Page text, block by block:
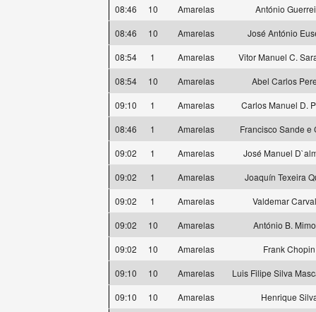
08:46
10 Amarelas
António
08:46
10 Amarelas
José António
08:54
1 Amarelas
Vitor Manuel C.
08:54
10 Amarelas
Abel Carlos
09:10
1 Amarelas
Carlos Manuel D.
08:46
1 Amarelas
Francisco Sande e
09:02
1 Amarelas
José Manuel
09:02
1 Amarelas
Joaquín Texeira
09:02
1 Amarelas
Valdemar
09:02
10 Amarelas
António B.
09:02
10 Amarelas
Frank Chopin
09:10
10 Amarelas
Luis Filipe Silva
09:10
10 Amarelas
Henrique